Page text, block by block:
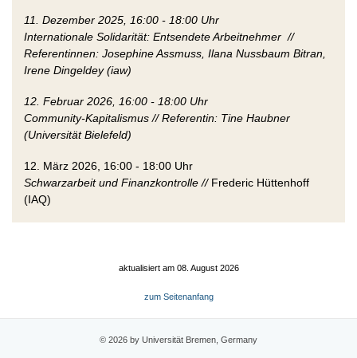
11. Dezember 2025, 16:00 - 18:00 Uhr
Internationale Solidarität: Entsendete Arbeitnehmer //
Referentinnen: Josephine Assmuss, Ilana Nussbaum Bitran,
Irene Dingeldey (iaw)
12. Februar 2026, 16:00 - 18:00 Uhr
Community-Kapitalismus // Referentin: Tine Haubner
(Universität Bielefeld)
12. März 2026, 16:00 - 18:00 Uhr
Schwarzarbeit und Finanzkontrolle // Frederic Hüttenhoff
(IAQ)
aktualisiert am 08. August 2026
zum Seitenanfang
© 2026 by Universität Bremen, Germany